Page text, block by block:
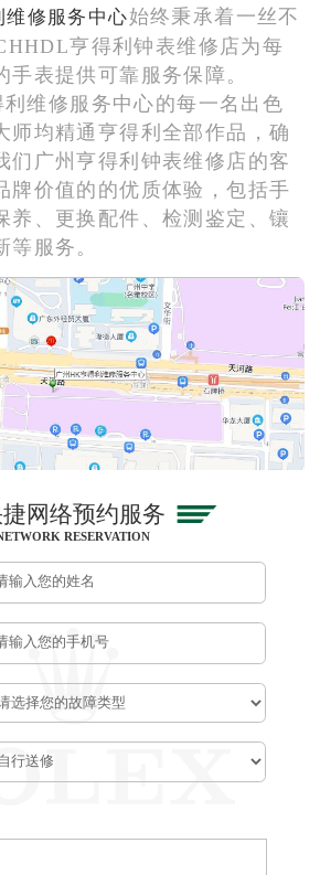
维修服务中心始终秉承着一丝不
亨得利钟表维修店为每
手表提供可靠服务保障。
维修服务中心的每一名出色
师均精通亨得利全部作品，确
们广州亨得利钟表维修店的客
牌价值的的优质体验，包括手
养、更换配件、检测鉴定、镶
服务。
网络预约服务
RESERVATION